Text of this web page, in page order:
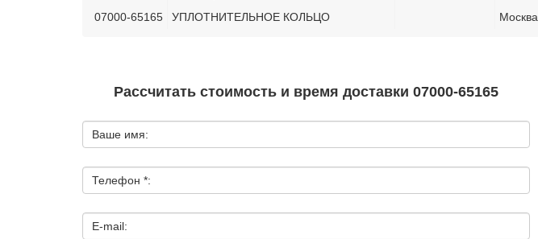
07000-65165
УПЛОТНИТЕЛЬНОЕ КОЛЬЦО Москва
Рассчитать стоимость и время доставки 07000-65165
Ваше имя:
Телефон *:
E-mail: